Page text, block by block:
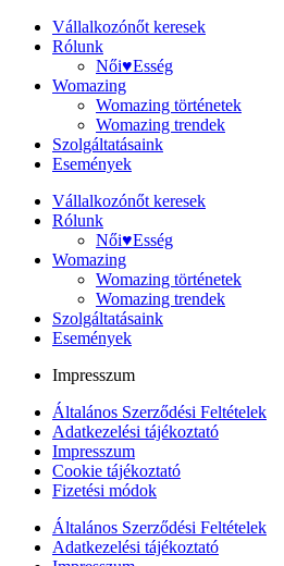
Vállalkozónőt keresek
Rólunk
Női♥Esség
Womazing
Womazing történetek
Womazing trendek
Szolgáltatásaink
Események
Vállalkozónőt keresek
Rólunk
Női♥Esség
Womazing
Womazing történetek
Womazing trendek
Szolgáltatásaink
Események
Impresszum
Általános Szerződési Feltételek
Adatkezelési tájékoztató
Impresszum
Cookie tájékoztató
Fizetési módok
Általános Szerződési Feltételek
Adatkezelési tájékoztató